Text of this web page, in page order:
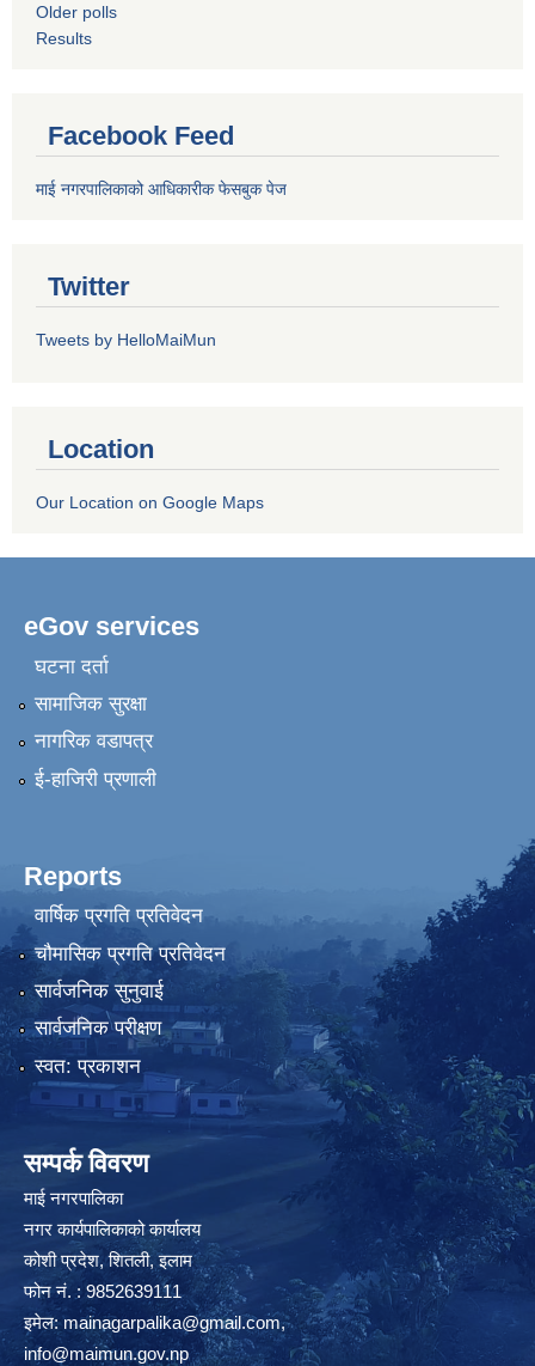
Older polls
Results
Facebook Feed
माई नगरपालिकाको आधिकारीक फेसबुक पेज
Twitter
Tweets by HelloMaiMun
Location
Our Location on Google Maps
eGov services
घटना दर्ता
सामाजिक सुरक्षा
नागरिक वडापत्र
ई-हाजिरी प्रणाली
Reports
वार्षिक प्रगति प्रतिवेदन
चौमासिक प्रगति प्रतिवेदन
सार्वजनिक सुनुवाई
सार्वजनिक परीक्षण
स्वत: प्रकाशन
सम्पर्क विवरण
माई नगरपालिका
नगर कार्यपालिकाको कार्यालय
कोशी प्रदेश, शितली, इलाम
फोन नं. : 9852639111
इमेल:mainagarpalika@gmail.com,
info@maimun.gov.np